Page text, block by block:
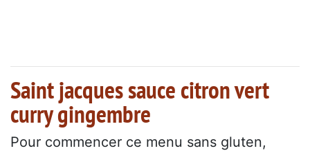
Saint jacques sauce citron vert
curry gingembre
Pour commencer ce menu sans gluten,